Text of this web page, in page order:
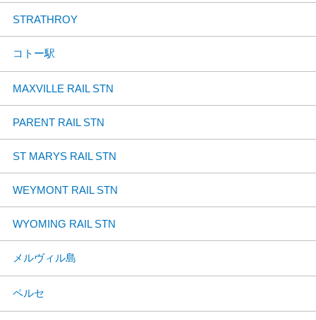
STRATHROY
コトー駅
MAXVILLE RAIL STN
PARENT RAIL STN
ST MARYS RAIL STN
WEYMONT RAIL STN
WYOMING RAIL STN
メルヴィル島
ペルセ